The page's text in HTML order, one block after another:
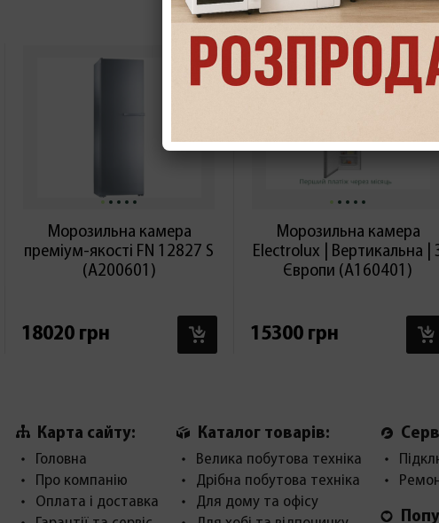
В КОШИК
Морозильна камера
преміум-якості FN 12827 S
(А200601)
18020 грн
В КОШИК
Морозильна камера
Electrolux | Вертикальна |
Європи (А160401)
15300 грн
Карта сайту:
Головна
Про компанію
Оплата і доставка
Каталог товарів:
Велика побутова техніка
Дрібна побутова техніка
Для дому та офісу